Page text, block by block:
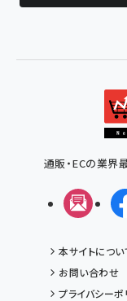
通販・ECの業界
メル
本サイトについ
お問い合わせ
プライバシーポ